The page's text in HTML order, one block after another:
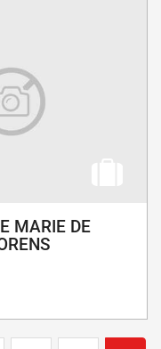
MARIE DE